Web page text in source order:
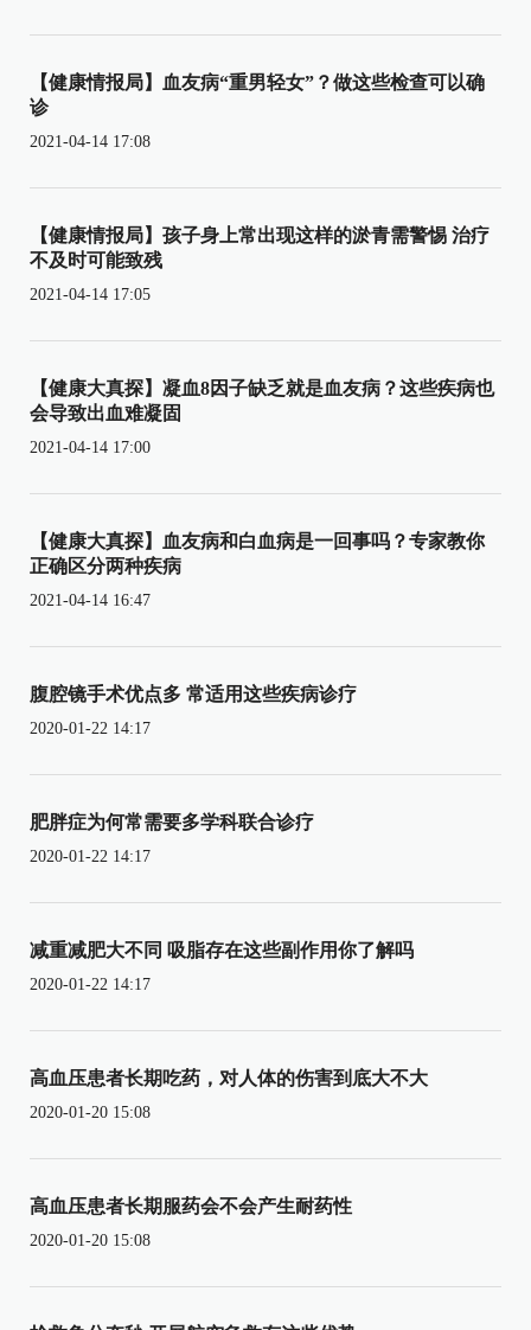
【健康情报局】血友病“重男轻女”？做这些检查可以确
诊
2021-04-14 17:08
【健康情报局】孩子身上常出现这样的淤青需警惕 治疗
不及时可能致残
2021-04-14 17:05
【健康大真探】凝血8因子缺乏就是血友病？这些疾病也
会导致出血难凝固
2021-04-14 17:00
【健康大真探】血友病和白血病是一回事吗？专家教你
正确区分两种疾病
2021-04-14 16:47
腹腔镜手术优点多 常适用这些疾病诊疗
2020-01-22 14:17
肥胖症为何常需要多学科联合诊疗
2020-01-22 14:17
减重减肥大不同 吸脂存在这些副作用你了解吗
2020-01-22 14:17
高血压患者长期吃药，对人体的伤害到底大不大
2020-01-20 15:08
高血压患者长期服药会不会产生耐药性
2020-01-20 15:08